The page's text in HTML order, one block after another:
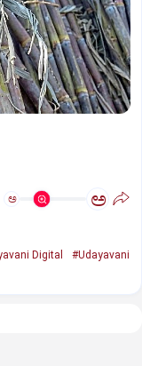
ಅ ಅ
Digital
#Udayavani